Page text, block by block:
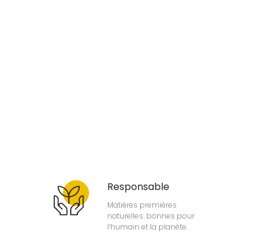
Responsable
Matières premières
naturelles: bonnes pour
l’humain et la planète.